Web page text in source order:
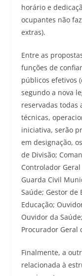
horário e
ocupantes não
extras).
Entre as
funções de
públicos efetivos
segundo a nova
reservadas todas
técnicas,
iniciativa, serão
em designação,
de Divisão;
Controlador
Guarda Civil
Saúde; Gestor de
Educação;
Ouvidor da
Procurador Geral
Finalmente, a
relacionada à